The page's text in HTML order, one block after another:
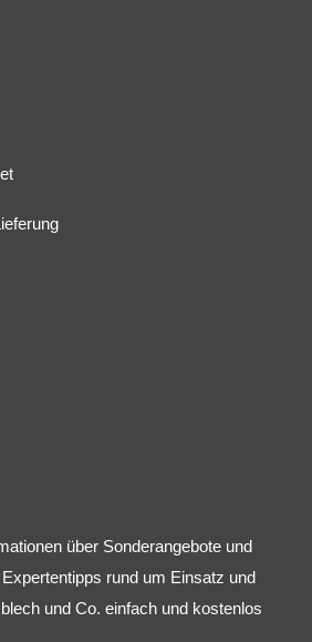
über Sonderangebote und
rund um Einsatz und
und Co. einfach und kostenlos